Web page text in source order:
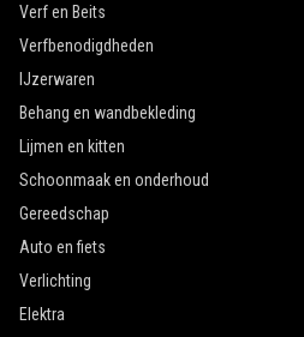
Verf en Beits
Verfbenodigdheden
IJzerwaren
Behang en wandbekleding
Lijmen en kitten
Schoonmaak en onderhoud
Gereedschap
Auto en fiets
Verlichting
Elektra